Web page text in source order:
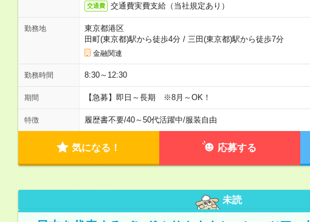
交通費 交通費実費支給（当社規定あり）
勤務地
東京都港区
田町(東京都)駅から徒歩4分/ 三田(東京都)駅から徒歩7分
金融関連
勤務時間 8:30～12:30
期間 【急募】即日～長期 ※8月～OK！
特徴 履歴書不要/40～50代活躍中/服装自由
気になる！ 応募する
未読